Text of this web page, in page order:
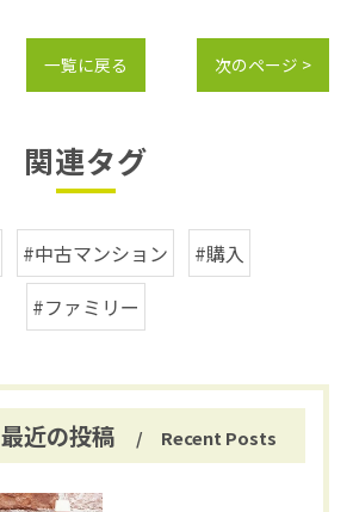
一覧に戻る 次のページ >
関連タグ
#中古マンション
#購入
#ファミリー
最近の投稿 Recent Posts